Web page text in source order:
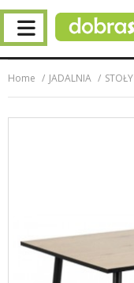
Home JADALNIA STOŁY